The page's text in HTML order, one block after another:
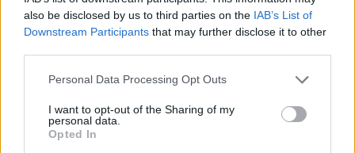
also be disclosed by us to third parties on the IAB’s List of
Downstream Participants that may further disclose it to other
Personal Data Processing Opt Outs
I want to opt-out of the Sharing of my
personal data.
Opted In
MARIA (Vigo) 5 ABR
MARIEL (Triana) 3 ABR